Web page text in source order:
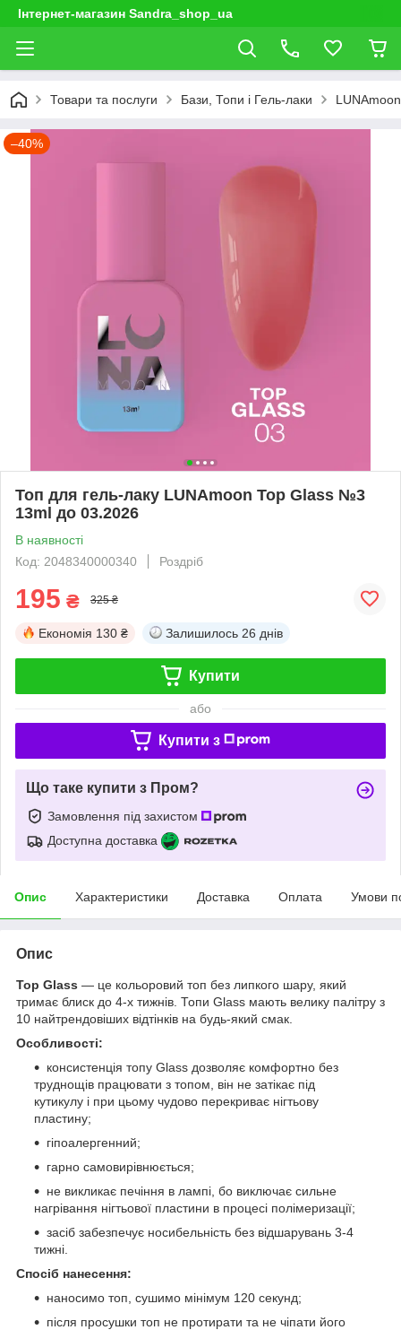
Інтернет-магазин Sandra_shop_ua
Товари та послуги Бази, Топи і Гель-лаки LUNAmoon
–40%
Топ для гель-лаку LUNAmoon Top Glass №3
13ml до 03.2026
В наявності
Код: 2048340000340
Роздріб
195 ₴ 325 ₴
Економія 130 ₴ Залишилось 26 днів
Купити
або
Купити з
Що таке купити з Пром?
Замовлення під захистом
Доступна доставка
Опис Характеристики Доставка Оплата Умови
Опис
Тоp Glass — це кольоровий топ без липкого шару, який
тримає блиск до 4-х тижнів. Топи Glass мають велику палітру з
10 найтрендовіших відтінків на будь-який смак.
Особливості:
консистенція топу Glass дозволяє комфортно без
труднощів працювати з топом, він не затікає під
кутикулу і при цьому чудово перекриває нігтьову
пластину;
гіпоалергенний;
гарно самовирівнюється;
не викликає печіння в лампі, бо виключає сильне
нагрівання нігтьової пластини в процесі полімеризації;
засіб забезпечує носибельність без відшарувань 3-4
тижні.
Спосіб нанесення:
наносимо топ, сушимо мінімум 120 секунд;
після просушки топ не протирати та не чіпати його